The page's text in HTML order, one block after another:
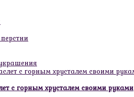
с горным хрусталем своими руками